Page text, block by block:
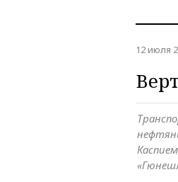
12 июля